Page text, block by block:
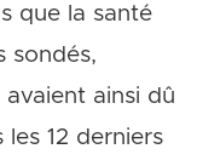
que la santé
sondés,
ainsi dû
les 12 derniers